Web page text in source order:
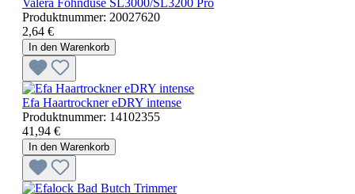
Produktnummer: 20027620
2,64 €
In den Warenkorb
Efa Haartrockner eDRY intense
Produktnummer: 14102355
41,94 €
In den Warenkorb